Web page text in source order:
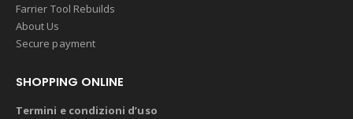
Farrier Tool Rebuilds
About Us
Secure payment
SHOPPING ONLINE
Termini e condizioni d’uso